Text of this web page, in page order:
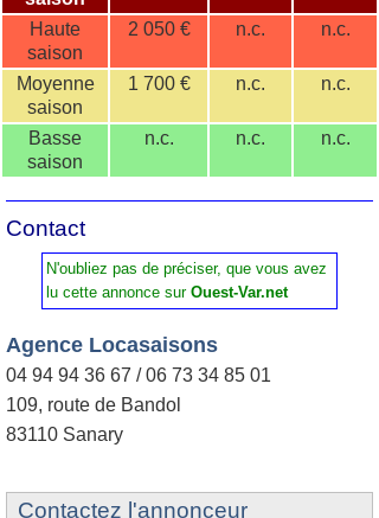
Haute
saison
2 050 € n.c. n.c.
Moyenne
saison
1 700 € n.c. n.c.
Basse
saison
n.c. n.c. n.c.
Contact
N'oubliez pas de préciser, que vous avez
lu cette annonce sur Ouest-Var.net
Agence Locasaisons
04 94 94 36 67 / 06 73 34 85 01
109, route de Bandol
83110 Sanary
Contactez l'annonceur